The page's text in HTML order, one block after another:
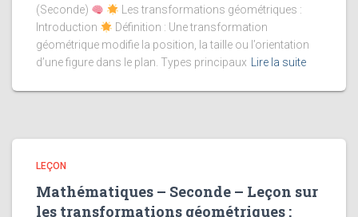
(Seconde)
Les transformations géométriques :
Introduction
Définition : Une transformation
géométrique modifie la position, la taille ou l’orientation
d’une figure dans le plan. Types principaux Lire la suite
LEÇON
Mathématiques – Seconde – Leçon sur
les transformations géométriques :